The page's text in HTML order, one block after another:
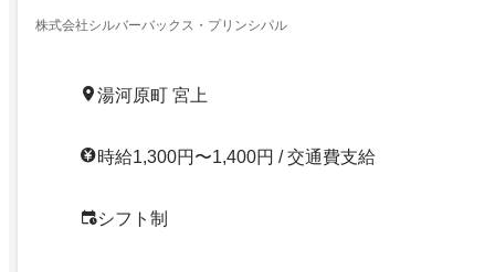
株式会社シルバーバックス・プリンシパル
湯河原町 宮上
時給1,300円〜1,400円 / 交通費支給
シフト制